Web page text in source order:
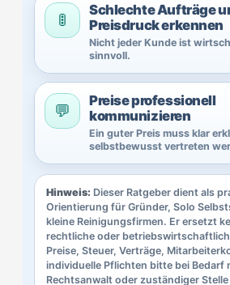
🚦
Schlechte Aufträge
Preisdruck erkennen
Nicht jeder Kunde ist
sinnvoll.
💬
Preise professionell
kommunizieren
Ein guter Preis muss klar
selbstbewusst vertreten
Hinweis: Dieser Ratgeber dient als
Orientierung für Gründer, Solo
kleine Reinigungsfirmen. Er ersetzt
rechtliche oder
Preise, Steuer, Verträge,
individuelle Pflichten bitte bei Bedarf
Rechtsanwalt oder zuständiger